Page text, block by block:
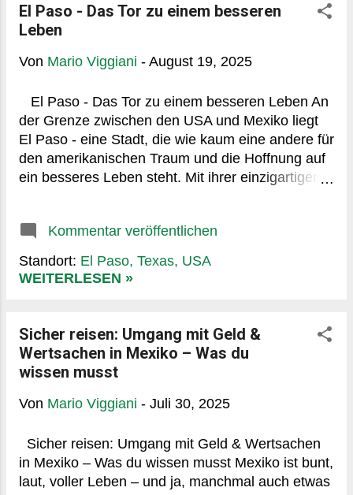
entspanntes Dorfleben. Kein überfüllter Strand,
keine Hotelburgen, sondern kleine Hotels,
lieben viele Reisende Bacalar. Steckbrief Bacalar
Yucatán, ca. 40 km nördlich von Chetumal
Bevölkerung: Rund 15.000 Einwohner Sprache:
Spanisch (Englisch in touristischen Bereichen
möglich) Besonderheit: Lagune der sieben Farben
– unterschiedliche Blautöne durch
El Paso - Das Tor zu einem besseren
Leben
Von Mario Viggiani - August 19, 2025
El Paso - Das Tor zu einem besseren Leben An
der Grenze zwischen den USA und Mexiko liegt
El Paso - eine Stadt, die wie kaum eine andere für
den amerikanischen Traum und die Hoffnung auf
ein besseres Leben steht. Mit ihrer einzigartigen
Veränderung und die Komplexität der
amerikanisch-mexikanischen Beziehungen. Eine
Stadt mit bewegter Geschichte Die Geschichte El
erreichten. Der Name "El Paso" - zu Deutsch "der
Pass" - bezieht sich auf einen natürlichen
Durchgang durch die umliegenden Berge, der
wurde hier der erste spanische Außenposten
legte. Die eigentliche Entwicklung zur
bedeutenden Grenzstadt begann nach dem
Mexikanisch-Amerikanischen Krieg (1846-1848).
Kommentar veröffentlichen
Standort: El Paso, Texas, USA
WEITERLESEN »
Sicher reisen: Umgang mit Geld &
Wertsachen in Mexiko – Was du
wissen musst
Von Mario Viggiani - Juli 30, 2025
Sicher reisen: Umgang mit Geld & Wertsachen
in Mexiko – Was du wissen musst Mexiko ist bunt,
laut, voller Leben – und ja, manchmal auch etwas